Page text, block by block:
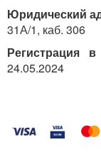
Юридический
31А/1, каб. 306
Регистрация
24.05.2024